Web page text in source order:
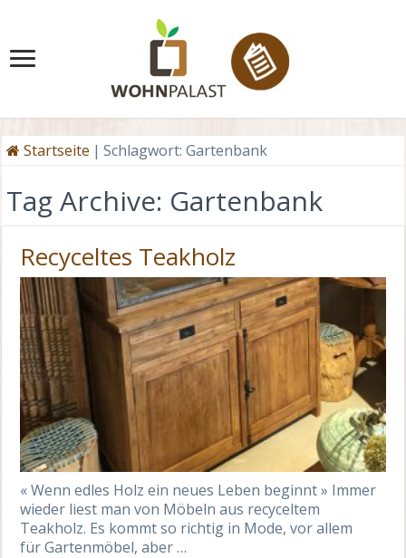
Startseite | Schlagwort:Gartenbank
Tag Archive: Gartenbank
Recyceltes Teakholz
« Wenn edles Holz ein neues Leben beginnt » Immer
wieder liest man von Möbeln aus recyceltem
Teakholz. Es kommt so richtig in Mode, vor allem
für Gartenmöbel, aber …